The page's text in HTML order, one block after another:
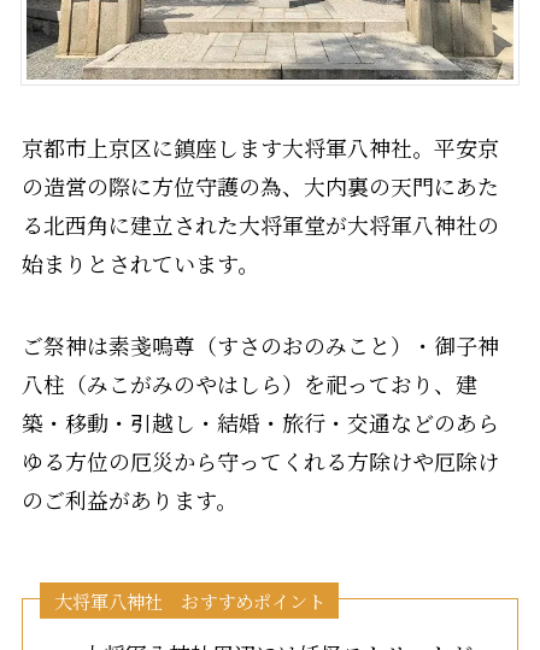
京都市上京区に鎮座します大将軍八神社。平安京
の造営の際に方位守護の為、大内裏の天門にあた
る北西角に建立された大将軍堂が大将軍八神社の
始まりとされています。
ご祭神は素戔嗚尊（すさのおのみこと）・御子神
八柱（みこがみのやはしら）を祀っており、建
築・移動・引越し・結婚・旅行・交通などのあら
ゆる方位の厄災から守ってくれる方除けや厄除け
のご利益があります。
大将軍八神社 おすすめポイント